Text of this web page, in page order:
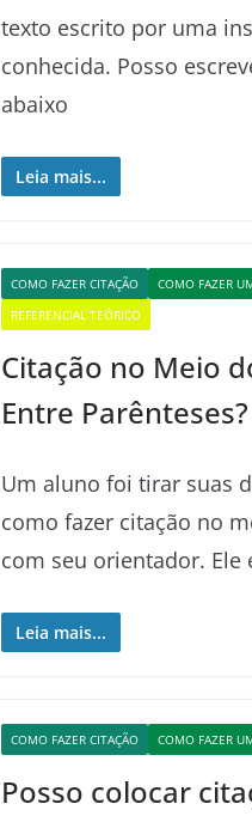
texto escrito por uma
conhecida. Posso
abaixo
Leia mais...
COMO FAZER CITAÇÃO
COMO FAZER
REFERENCIAL TEÓRICO
Citação no Meio
Entre Parênteses?
Um aluno foi tirar suas
como fazer citação no
com seu orientador. Ele
Leia mais...
COMO FAZER CITAÇÃO COMO FAZER
Posso colocar